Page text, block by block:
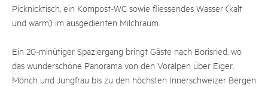
Picknicktisch, ein Kompost-WC sowie fliessendes Wasser (kalt
und warm) im ausgedienten Milchraum.
Ein 20-minütiger Spaziergang bringt Gäste nach Borisried​,​ wo
das wunderschöne Panorama von den Voralpen über Eiger​,​
Mönch und Jungfrau bis zu den höchsten Innerschweizer Bergen